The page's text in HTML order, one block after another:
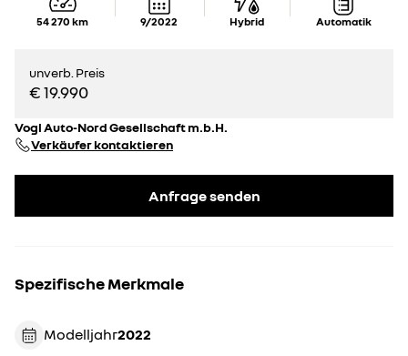
54 270 km 9/2022 Hybrid Automatik
unverb. Preis
€ 19.990
Vogl Auto-Nord Gesellschaft m.b.H.
Verkäufer kontaktieren
Anfrage senden
Spezifische Merkmale
Modelljahr 2022